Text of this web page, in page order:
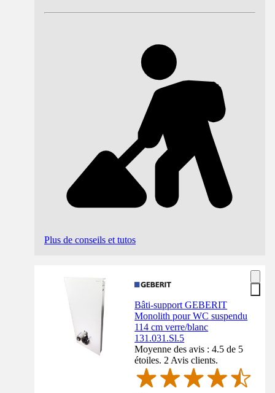
Plus de conseils et tutos
Bâti-support GEBERIT
Monolith pour WC suspendu
114 cm verre/blanc
131.031.Sl.5
Moyenne des avis : 4.5 de 5
étoiles. 2 Avis clients.